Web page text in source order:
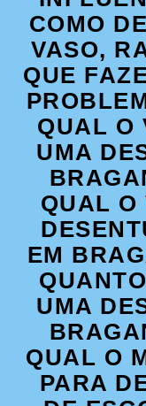
COMO
VASO,
QUE
QUAL O
UMA
QUAL O
EM
UMA
QUAL O
PARA